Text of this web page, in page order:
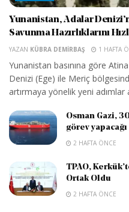
Yunanistan, Adalar
Savunma Hazırlıklarını
YAZAN KÜBRA DEMIRBAŞ 1 HAFTA
Yunanistan basınına göre
Denizi (Ege) ile Meriç
artırmaya yönelik yeni adımlar
Osman Gazi,
görev yapacağı
2 HAFTA ÖNCE
TPAO,
Ortak Oldu
2 HAFTA ÖNCE